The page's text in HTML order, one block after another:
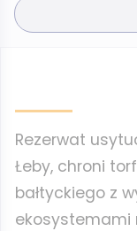
Rezerwat
Łeby, chroni
bałtyckiego z
ekosystemami